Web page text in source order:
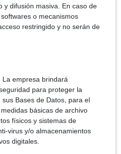
y difusión masiva. En caso de
o mecanismos
restringido y no serán de
La empresa brindará
para proteger la
Bases de Datos, para el
básicas de archivo
físicos y sistemas de
virus y/o almacenamientos
digitales.